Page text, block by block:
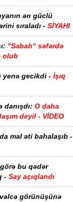
ən güclü
sıraladı - SİYAHI
“Sabah“ səfərdə
olub
yenə gecikdi - İşıq
danışdı: O daha
deyil - VİDEO
mal əti bahalaşıb -
bu qədər
- Say açıqlandı
görünüşünə